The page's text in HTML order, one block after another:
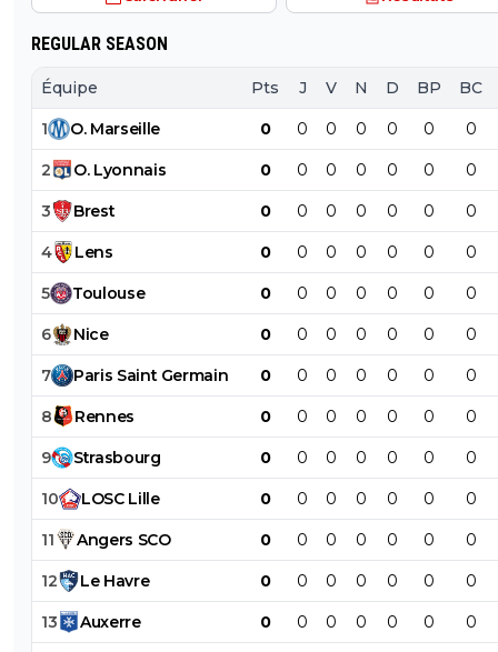
REGULAR SEASON
Équipe Pts J V N D BP BC
1 O. Marseille 0 0 0 0 0 0 0
2 O. Lyonnais 0 0 0 0 0 0 0
3 Brest 0 0 0 0 0 0 0
4 Lens 0 0 0 0 0 0 0
5 Toulouse 0 0 0 0 0 0 0
6 Nice 0 0 0 0 0 0 0
7 Paris Saint Germain 0 0 0 0 0 0 0
8 Rennes 0 0 0 0 0 0 0
9 Strasbourg 0 0 0 0 0 0 0
10 LOSC Lille 0 0 0 0 0 0 0
11 Angers SCO 0 0 0 0 0 0 0
12 Le Havre 0 0 0 0 0 0 0
13 Auxerre 0 0 0 0 0 0 0